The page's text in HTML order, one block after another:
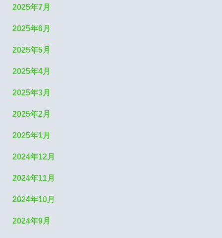
2025年7月
2025年6月
2025年5月
2025年4月
2025年3月
2025年2月
2025年1月
2024年12月
2024年11月
2024年10月
2024年9月